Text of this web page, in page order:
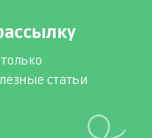
статьи